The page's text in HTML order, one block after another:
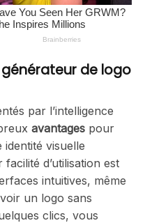
de logo
par l’intelligence
avantages pour
visuelle
d’utilisation est
intuitives, même
un logo sans
clics, vous